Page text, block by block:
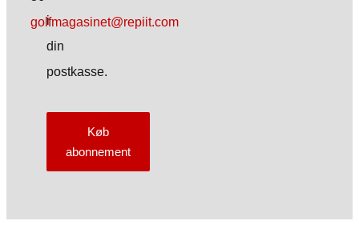
golfmagasinet@repiit.com
i
din
postkasse.
Køb
abonnement